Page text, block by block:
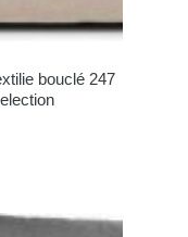
bouclé 247